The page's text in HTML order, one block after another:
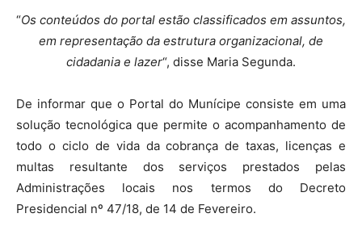
“Os conteúdos do portal estão classificados em assuntos,
em representação da estrutura organizacional, de
cidadania e lazer“, disse Maria Segunda.
De informar que o Portal do Munícipe consiste em uma
solução tecnológica que permite o acompanhamento de
todo o ciclo de vida da cobrança de taxas, licenças e
multas resultante dos serviços prestados pelas
Administrações locais nos termos do Decreto
Presidencial nº 47/18, de 14 de Fevereiro.